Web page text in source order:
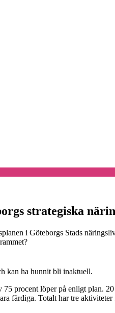
strategiska
i Göteborgs Stads
kan ha hunnit bli inaktuell.
procent löper på enligt plan.
färdiga. Totalt har tre